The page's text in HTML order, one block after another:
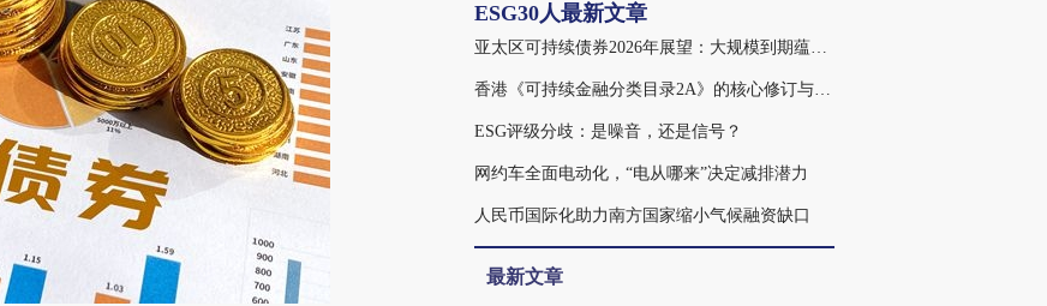
方、非营利性专业平台，主要宗旨为推动
中国ESG的发展。
ESG30人最新文章
亚太区可持续债券2026年展望：大规模到期蕴藏机遇
香港《可持续金融分类目录2A》的核心修订与制度意义
ESG评级分歧：是噪音，还是信号？
网约车全面电动化，“电从哪来”决定减排潜力
人民币国际化助力南方国家缩小气候融资缺口
最新文章